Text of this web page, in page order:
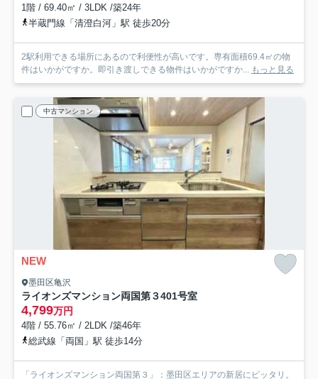
1階 / 69.40㎡ / 3LDK /築24年
半蔵門線「清澄白河」駅 徒歩20分
2駅利用できる場所にあるので利便性が高いです。専有面積69.4㎡の物
件はいかがですか。即引き渡しできる物件はいかがですか...
もっと見る
中古マンション
NEW
墨田区亀沢
ライオンズマンション両国第３401号室
4,799万円
4階 / 55.76㎡ / 2LDK /築46年
総武線「両国」駅 徒歩14分
「ライオンズマンション両国第３」：墨田区エリアの新居にピッタリ。